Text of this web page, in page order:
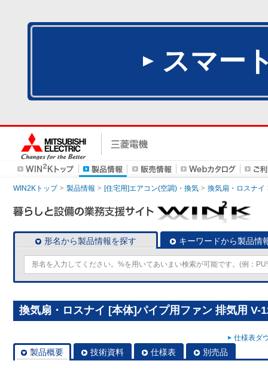
スマー
WIN2Kトップ 製品情報 [住宅用]エアコン(空調)・換気 換気扇・ロスナイ
形名から製品情報を探す キーワードから製品情
換気扇・ロスナイ [本体]パイプ用ファン 排気用 V-
仕様表ダ
製品概要 技術資料 仕様表 別売品